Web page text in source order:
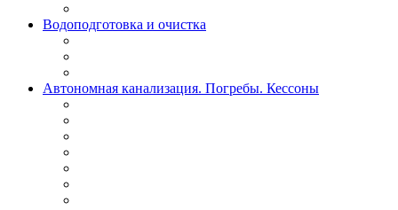
Водоподготовка и очистка
Автономная канализация. Погребы. Кессоны